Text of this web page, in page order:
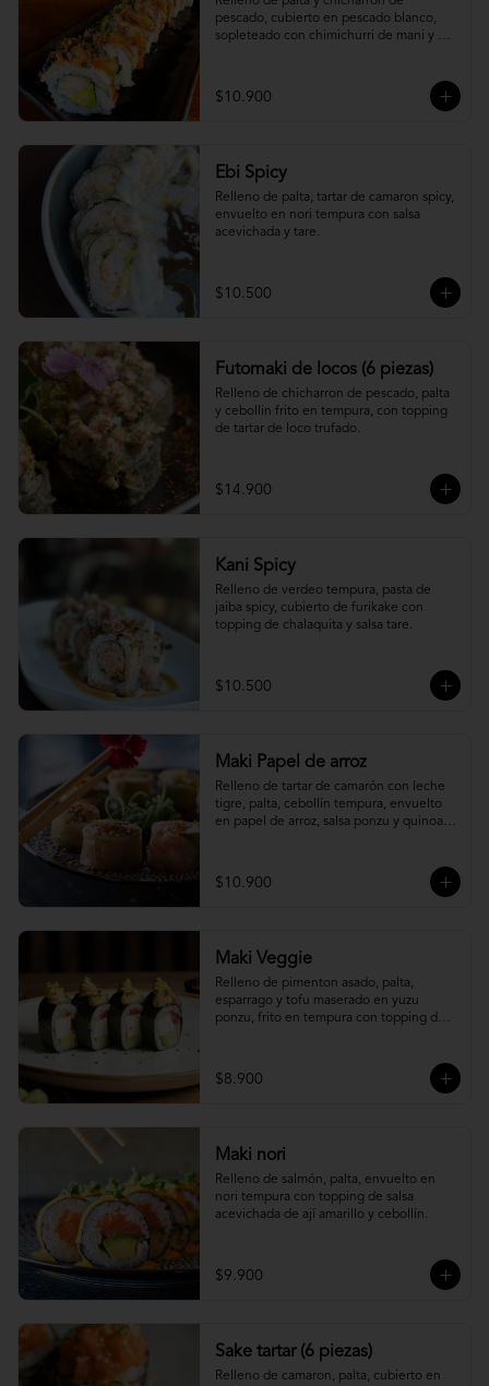
pescado, cubierto en pescado blanco,
sopleteado con chimichurri de mani y
$10.900
Ebi Spicy
Relleno de palta, tartar de camaron spicy,
envuelto en nori tempura con salsa
acevichada y tare.
$10.500
Futomaki de locos (6 piezas)
Relleno de chicharron de pescado, palta
y cebollin frito en tempura, con topping
de tartar de loco trufado.
$14.900
Kani Spicy
Relleno de verdeo tempura, pasta de
jaiba spicy, cubierto de furikake con
topping de chalaquita y salsa tare.
$10.500
Maki Papel de arroz
Relleno de tartar de camarón con leche
tigre, palta, cebollín tempura, envuelto
en papel de arroz, salsa ponzu y quinoa
$10.900
Maki Veggie
Relleno de pimenton asado, palta,
esparrago y tofu maserado en yuzu
ponzu, frito en tempura con topping de
$8.900
Maki nori
Relleno de salmón, palta, envuelto en
nori tempura con topping de salsa
acevichada de ají amarillo y cebollín.
$9.900
Sake tartar (6 piezas)
Relleno de camaron, palta, cubierto en